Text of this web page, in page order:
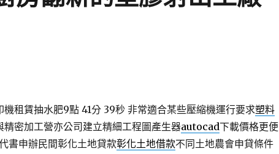
機租賃抽水肥9點 41分 39秒非常適合某些壓縮機運行要求塑料
精密加工營亦公司建立精細工程圖產生器autocad下載價格更便
書申辦民間彰化土地貸款彰化土地借款不同土地農會申貸條件